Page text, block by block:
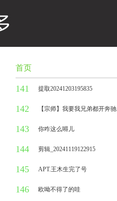
首页
141 提取20241203195835
1万人听过
142 【宗师】我要我兄弟都开奔驰
1万人听过
143 你咋这么嘚儿
1万人听过
144 剪辑_20241119122915
1万人听过
145 APT.王木生完了号
1万人听过
146 欧呦不得了的哇